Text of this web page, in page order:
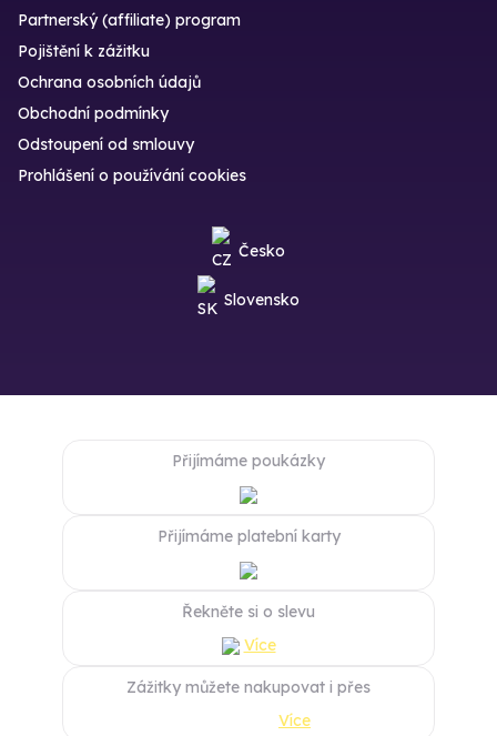
Partnerský (affiliate) program
Pojištění k zážitku
Ochrana osobních údajů
Obchodní podmínky
Odstoupení od smlouvy
Prohlášení o používání cookies
Česko
Slovensko
Přijímáme poukázky
Přijímáme platební karty
Řekněte si o slevu
Více
Zážitky můžete nakupovat i přes
Více